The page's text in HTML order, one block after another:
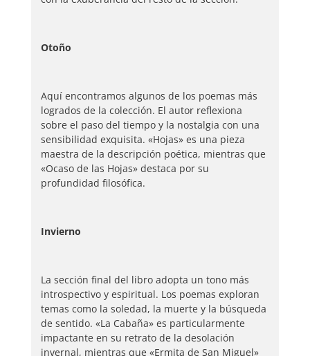
Otoño
Aquí encontramos algunos de los poemas más
logrados de la colección. El autor reflexiona
sobre el paso del tiempo y la nostalgia con una
sensibilidad exquisita. «Hojas» es una pieza
maestra de la descripción poética, mientras que
«Ocaso de las Hojas» destaca por su
profundidad filosófica.
Invierno
La sección final del libro adopta un tono más
introspectivo y espiritual. Los poemas exploran
temas como la soledad, la muerte y la búsqueda
de sentido. «La Cabaña» es particularmente
impactante en su retrato de la desolación
invernal, mientras que «Ermita de San Miguel»